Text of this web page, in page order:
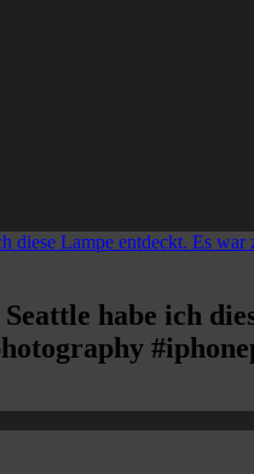
habe ich